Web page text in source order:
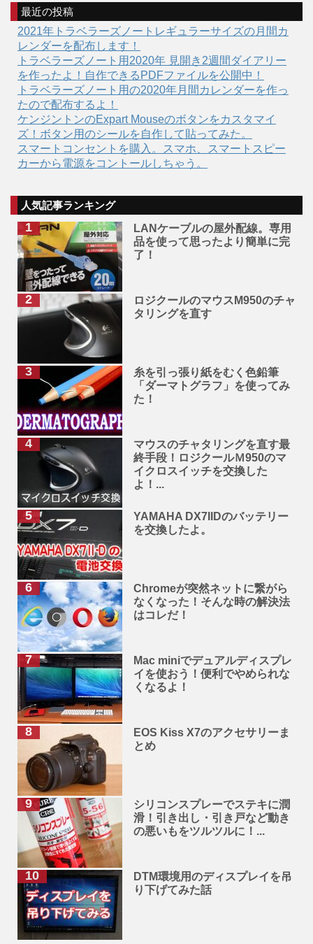
最近の投稿
2021年トラベラーズノートレギュラーサイズの月間カ
レンダーを配布します！
トラベラーズノート用2020年 見開き2週間ダイアリー
を作ったよ！自作できるPDFファイルを公開中！
トラベラーズノート用の2020年月間カレンダーを作っ
たので配布するよ！
ケンジントンのExpart Mouseのボタンをカスタマイ
ズ！ボタン用のシールを自作して貼ってみた。
スマートコンセントを購入。スマホ、スマートスピー
カーから電源をコントールしちゃう。
人気記事ランキング
LANケーブルの屋外配線。専用
品を使って思ったより簡単に完
了！
ロジクールのマウスM950のチャ
タリングを直す
糸を引っ張り紙をむく色鉛筆
「ダーマトグラフ」を使ってみ
た！
マウスのチャタリングを直す最
終手段！ロジクールＭ950のマ
イクロスイッチを交換した
よ！...
YAMAHA DX7IIDのバッテリー
を交換したよ。
Chromeが突然ネットに繋がら
なくなった！そんな時の解決法
はコレだ！
Mac miniでデュアルディスプレ
イを使おう！便利でやめられな
くなるよ！
EOS Kiss X7のアクセサリーま
とめ
シリコンスプレーでステキに潤
滑！引き出し・引き戸など動き
の悪いもをツルツルに！...
DTM環境用のディスプレイを吊
り下げてみた話